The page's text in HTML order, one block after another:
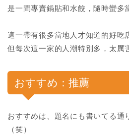
是一間專賣鍋貼和水餃，隨時蠻多
這一帶有很多當地人才知道的好吃
但每次這一家的人潮特別多，太厲
おすすめ：推薦
おすすめは、題名にも書いてる通
（笑）